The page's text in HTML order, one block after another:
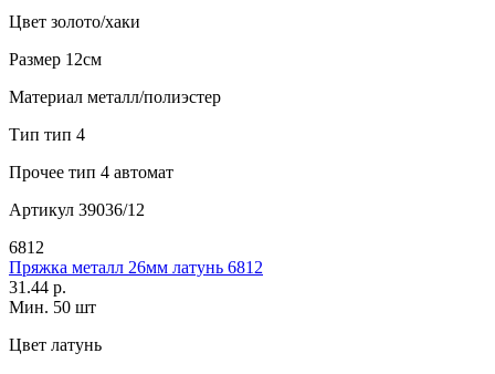
Цвет золото/хаки
Размер 12см
Материал металл/полиэстер
Тип тип 4
Прочее тип 4 автомат
Артикул 39036/12
6812
Пряжка металл 26мм латунь 6812
31.44 р.
Мин. 50 шт
Цвет латунь